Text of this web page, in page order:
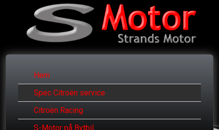
Hem
Spec Citroën service
Citroën Racing
S-Motor på Bytbil